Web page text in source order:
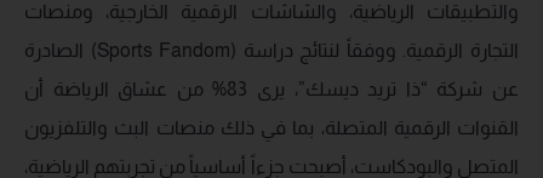
والتطبيقات الرياضية، والشاشات الرقمية الخارجية، ومنصات
التجارة الرقمية. ووفقاً لنتائج دراسة (Sports Fandom) الصادرة
عن شركة “ذا تريد ديسك”، يرى 83% من عشاق الرياضة أن
القنوات الرقمية المتصلة، بما في ذلك منصات البث والتلفزيون
المتصل والبودكاست، أصبحت جزءاً أساسياً من تجربتهم الرياضية،